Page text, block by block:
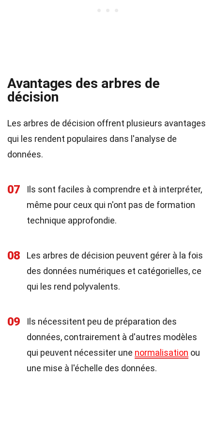
Avantages des arbres de
décision
Les arbres de décision offrent plusieurs avantages
qui les rendent populaires dans l'analyse de
données.
07
Ils sont faciles à comprendre et à interpréter,
même pour ceux qui n'ont pas de formation
technique approfondie.
08
Les arbres de décision peuvent gérer à la fois
des données numériques et catégorielles, ce
qui les rend polyvalents.
09
Ils nécessitent peu de préparation des
données, contrairement à d'autres modèles
qui peuvent nécessiter une normalisation ou
une mise à l'échelle des données.